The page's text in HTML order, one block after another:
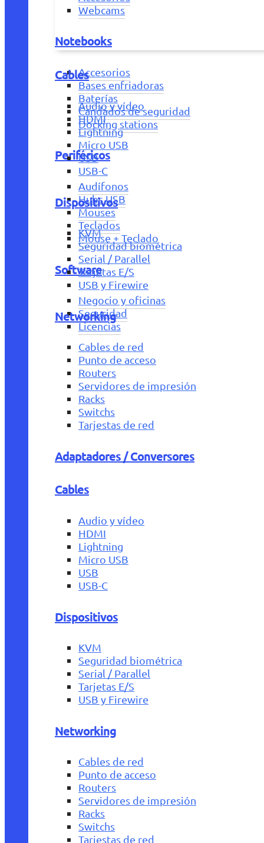
Webcams
Notebooks
Accesorios
Bases enfriadoras
Baterías
Candados de seguridad
Docking stations
Periféricos
Audífonos
Hubs USB
Mouses
Teclados
Mouse + Teclado
Software
Negocio y oficinas
Seguridad
Licencias
Cables
Audio y vídeo
HDMI
Lightning
Micro USB
USB
USB-C
Dispositivos
KVM
Seguridad biométrica
Serial / Parallel
Tarjetas E/S
USB y Firewire
Networking
Cables de red
Punto de acceso
Routers
Servidores de impresión
Racks
Switchs
Tarjestas de red
Adaptadores / Conversores
Cables
Audio y vídeo
HDMI
Lightning
Micro USB
USB
USB-C
Dispositivos
KVM
Seguridad biométrica
Serial / Parallel
Tarjetas E/S
USB y Firewire
Networking
Cables de red
Punto de acceso
Routers
Servidores de impresión
Racks
Switchs
Tarjestas de red